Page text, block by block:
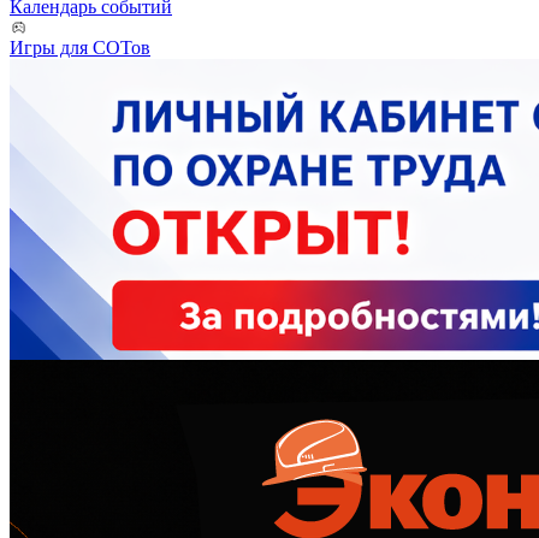
Календарь событий
Игры для СОТов